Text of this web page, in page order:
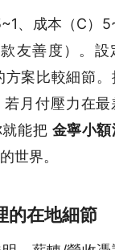
、成本（C）
友善度）。設
方案比較細節
若月付壓力在
能把 金寧小
世界。
的在地細節